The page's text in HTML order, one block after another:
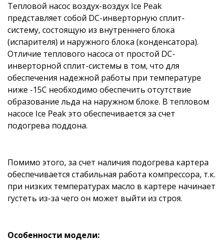
Тепловой насос воздух-воздух Ice Peak
представляет собой DC-инверторную сплит-
систему, состоящую из внутреннего блока
(испарителя) и наружного блока (конденсатора).
Отличие теплового насоса от простой DC-
инверторной сплит-системы в том, что для
обеспечения надежной работы при температуре
ниже -15С необходимо обеспечить отсутствие
образование льда на наружном блоке. В тепловом
насосе Ice Peak это обеспечивается за счет
подогрева поддона.
Помимо этого, за счет наличия подогрева картера
обеспечивается стабильная работа компрессора, т.к.
при низких температурах масло в картере начинает
густеть из-за чего он может выйти из строя.
Особенности модели: